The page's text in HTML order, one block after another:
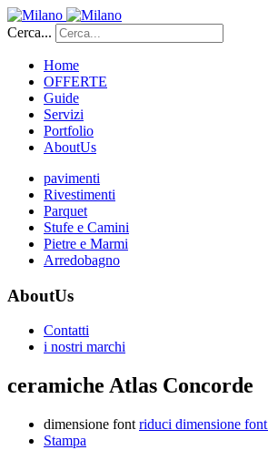
Cerca...
Home
OFFERTE
Guide
Servizi
Portfolio
AboutUs
pavimenti
Rivestimenti
Parquet
Stufe e Camini
Pietre e Marmi
Arredobagno
AboutUs
Contatti
i nostri marchi
ceramiche Atlas Concorde
dimensione font riduci dimensione font
Stampa